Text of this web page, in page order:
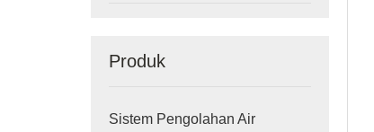
Produk
Sistem Pengolahan Air